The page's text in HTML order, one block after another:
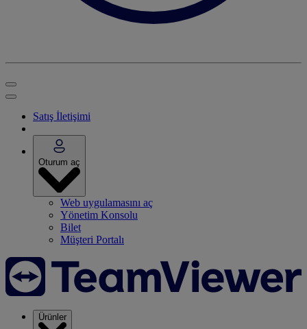
Satış İletişimi
Oturum aç
Web uygulamasını aç
Yönetim Konsolu
Bilet
Müşteri Portalı
Ürünler